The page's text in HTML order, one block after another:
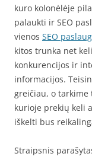
kuro kolonėlėje
palaukti ir SEO
vienos SEO
kitos trunka net
konkurencijos ir
informacijos.
greičiau, o tarkime
kurioje prekių keli
iškelti bus
Straipsnis